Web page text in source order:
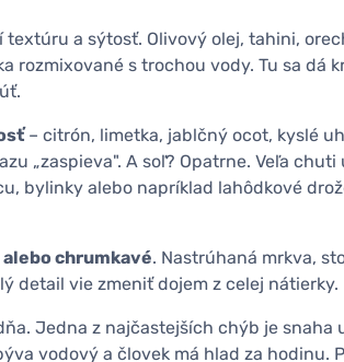
textúru a sýtosť. Olivový olej, tahini,
rozmixované s trochou vody. Tu sa dá
– citrón, limetka, jablčný ocot, kyslé
„zaspieva". A soľ? Opatrne. Veľa
bylinky alebo napríklad lahôdkové
chrumkavé. Nastrúhaná mrkva,
detail vie zmeniť dojem z celej nátierky.
Jedna z najčastejších chýb je snaha
vodový a človek má hlad za hodinu.